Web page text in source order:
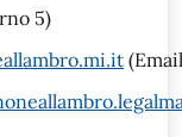
5)